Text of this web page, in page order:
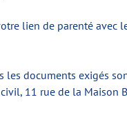
lien de parenté avec
documents exigés
11 rue de la Maison